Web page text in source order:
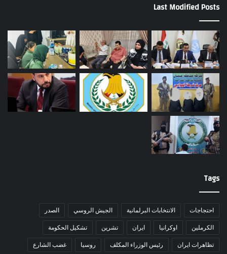
Last Modified Posts
Tags
احتجاجات الانتخابات البرلمانية الجيش الروسي الصدر
الكرملين اوكرانيا ايران تشرين تشكيل الحكومة
تظاهرات ايران رئيس الوزراء المكلف روسيا غضب الشارع